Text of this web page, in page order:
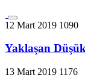
12 Mart 2019 1090
Yaklaşan
13 Mart 2019 1176